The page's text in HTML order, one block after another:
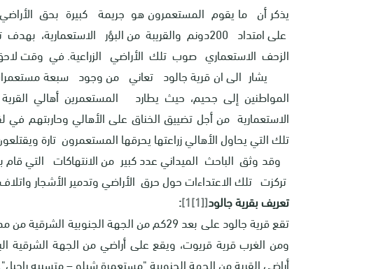
يذكر أن ما يقوم المستعمرون هو جريمة كبيرة بحق
على امتداد 200دونم والقريبة من البؤر
الزحف الاستعماري صوب تلك الأراضي الزراعية. في وقت
يشار الى ان قرية جالود تعاني من وجود سبعة
المواطنين إلى جحيم، حيث يطارد المستعمرين أهالي
الاستعمارية من أجل تضييق الخناق على الأهالي وحاربتهم
تلك التي يحاول الأهالي زراعتها يحرقها المستعمرون تارة
وقد وثق الباحث الميداني عدد كبير من الانتهاكات التي
تركزت تلك الاعتداءات حول حرق الأراضي وتدمير الأشجار
تعريف بقرية جالود
[1[1]]
:
تقع قرية جالود على بعد 29كم من الجهة
ومن الغرب قرية قريوت، ويقع على أراضي من الجهة الشرقية
أراضي القرية من الجهة الجنوبية "مستعمرة شيلو – متسبيه راحيل".